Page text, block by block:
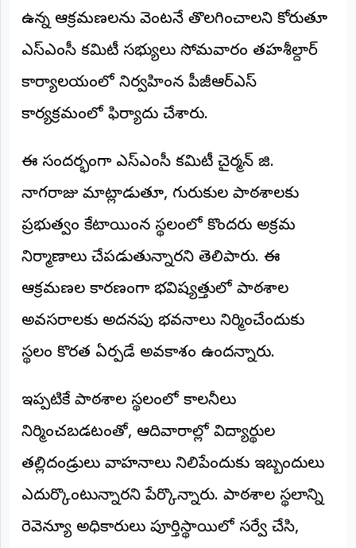
జాతీయం
అంతర్జాతీయం
ఆర్టీఐ
(REPORTERS
DESK)
మా
రిపోర్టర్లు
రిపోర్టర్‌గా
చేరండి
(Login)
2026
NTODAY
NEWS
ప్రతి
క్షణం
ప్రజల
పక్షం
ఉన్న ఆక్రమణలను వెంటనే తొలగించాలని కోరుతూ
ఎస్‌ఎంసీ కమిటీ సభ్యులు సోమవారం తహశీల్దార్
కార్యాలయంలో నిర్వహించిన పీజీఆర్ఎస్
కార్యక్రమంలో ఫిర్యాదు చేశారు.
ఈ సందర్భంగా ఎస్‌ఎంసీ కమిటీ చైర్మన్ జి.
నాగరాజు మాట్లాడుతూ, గురుకుల పాఠశాలకు
ప్రభుత్వం కేటాయించిన స్థలంలో కొందరు అక్రమ
నిర్మాణాలు చేపడుతున్నారని తెలిపారు. ఈ
ఆక్రమణల కారణంగా భవిష్యత్తులో పాఠశాల
అవసరాలకు అదనపు భవనాలు నిర్మించేందుకు
స్థలం కొరత ఏర్పడే అవకాశం ఉందన్నారు.
ఇప్పటికే పాఠశాల స్థలంలో కాలనీలు
నిర్మించబడటంతో, ఆదివారాల్లో విద్యార్థుల
తల్లిదండ్రులు వాహనాలు నిలిపేందుకు ఇబ్బందులు
ఎదుర్కొంటున్నారని పేర్కొన్నారు. పాఠశాల స్థలాన్ని
రెవెన్యూ అధికారులు పూర్తిస్థాయిలో సర్వే చేసి,